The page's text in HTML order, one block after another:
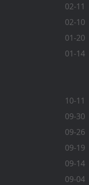
02-11
02-10
01-20
01-14
10-11
09-30
09-26
09-19
09-14
09-04